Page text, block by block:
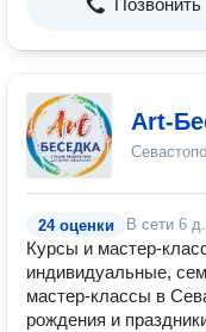
Позвонить
Art-
24 оценки В сети 6
Курсы и мастер-
индивидуальные,
мастер-классы в
рождения и